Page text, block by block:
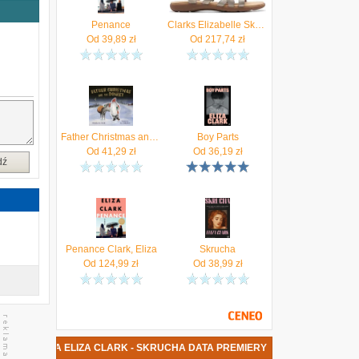
Penance
Od 39,89 zł
Clarks Elizabelle Sky Sandal, Pewter Metallic, 3 UK, Cyna metaliczna, 35.5 EU
Od 217,74 zł
Father Christmas and the Donkey Clark, Elizabeth
Od 41,29 zł
Boy Parts
Od 36,19 zł
Penance Clark, Eliza
Od 124,99 zł
Skrucha
Od 38,99 zł
KSIĄŻKA ELIZA CLARK - SKRUCHA DATA PREMIERY